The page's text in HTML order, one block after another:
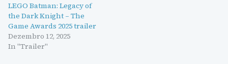
LEGO Batman: Legacy of
the Dark Knight – The
Game Awards 2025 trailer
Dezembro 12, 2025
In "Trailer"